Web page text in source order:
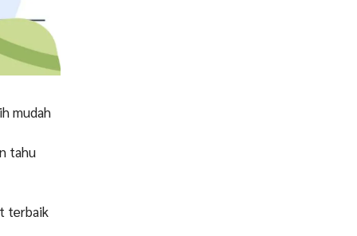
mudah
tahu
terbaik